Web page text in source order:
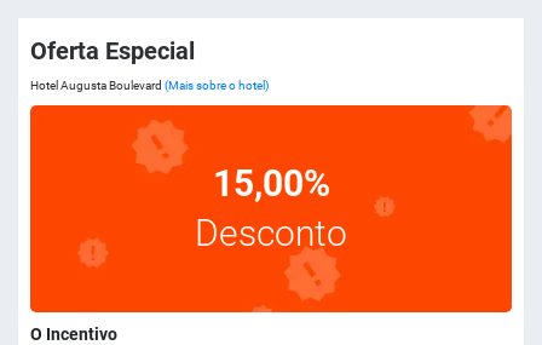
Oferta Especial
Hotel Augusta Boulevard (Mais sobre o hotel)
15,00%
Desconto
O Incentivo